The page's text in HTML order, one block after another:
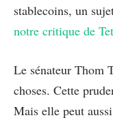
stablecoins, un
notre critique de
Le sénateur Thom
choses. Cette
Mais elle peut